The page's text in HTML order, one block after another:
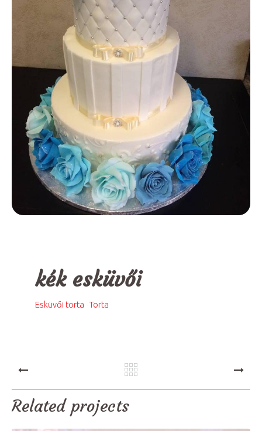
kék esküvői
Esküvői torta Torta
PREV NEXT
Related projects